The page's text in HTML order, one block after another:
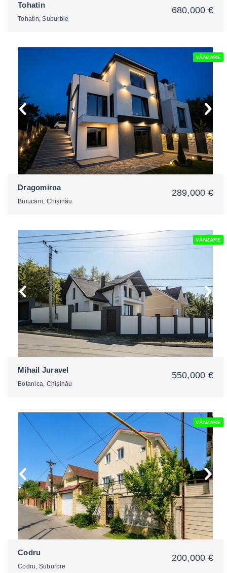
Tohatin
Tohatin, Suburbie
680,000 €
VÂNZARE
2
Dragomirna
Buiucani, Chișinău
289,000 €
VÂNZARE
Mihail Juravel
Botanica, Chișinău
550,000 €
VÂNZARE
Codru
Codru, Suburbie
200,000 €